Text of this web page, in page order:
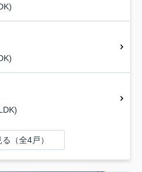
（全4戸）